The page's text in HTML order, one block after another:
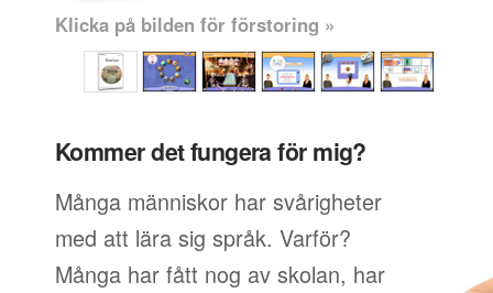
Klicka på bilden för förstoring »
Kommer det fungera för mig?
Många människor har svårigheter
med att lära sig språk. Varför?
Många har fått nog av skolan, har